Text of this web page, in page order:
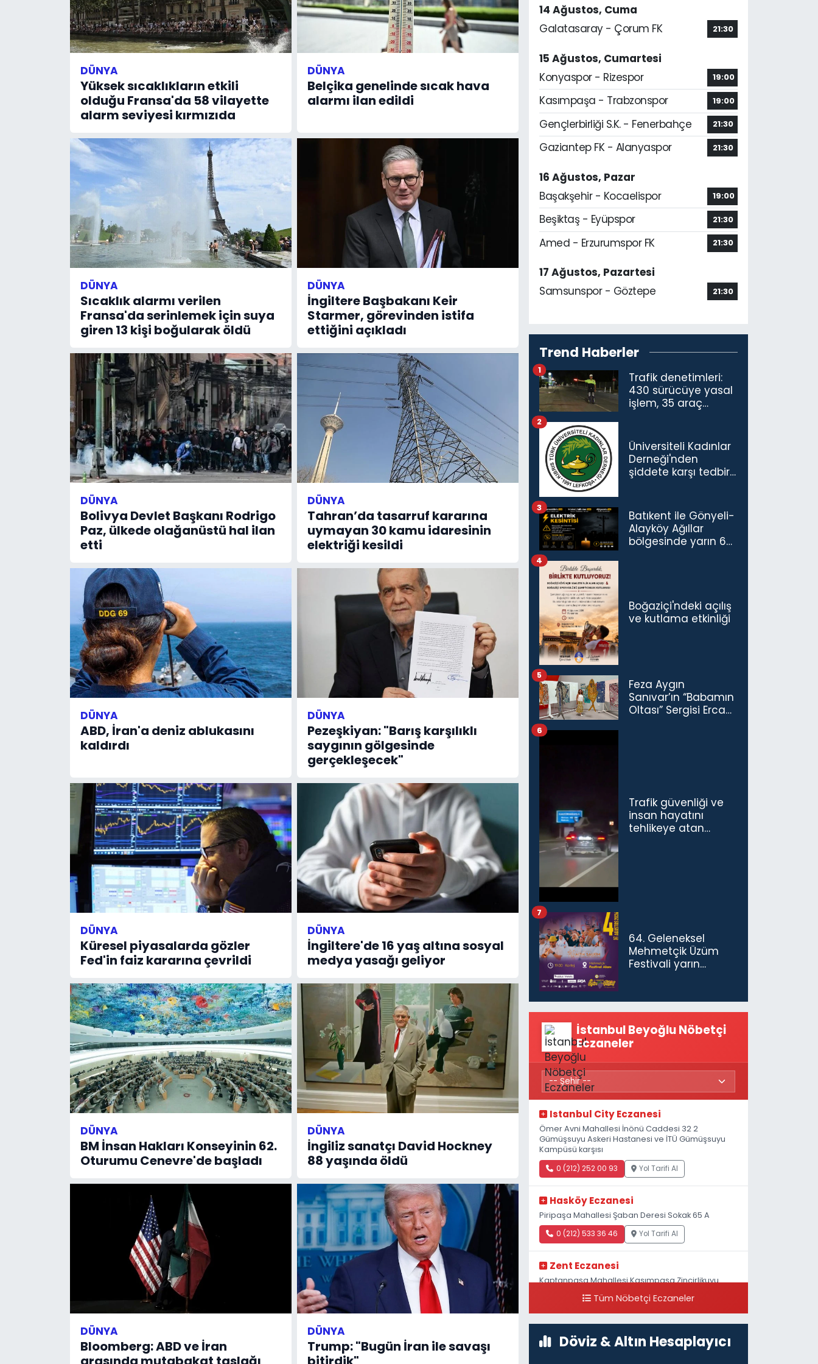
DÜNYA
Yüksek sıcaklıkların etkili
olduğu Fransa'da 58 vilayette
alarm seviyesi kırmızıda
DÜNYA
Belçika genelinde sıcak hava
alarmı ilan edildi
DÜNYA
Sıcaklık alarmı verilen
Fransa'da serinlemek için suya
giren 13 kişi boğularak öldü
DÜNYA
İngiltere Başbakanı Keir
Starmer, görevinden istifa
ettiğini açıkladı
DÜNYA
Bolivya Devlet Başkanı Rodrigo
Paz, ülkede olağanüstü hal ilan
etti
DÜNYA
Tahran’da tasarruf kararına
uymayan 30 kamu idaresinin
elektriği kesildi
DÜNYA
ABD, İran'a deniz ablukasını
kaldırdı
DÜNYA
Pezeşkiyan: "Barış karşılıklı
saygının gölgesinde
gerçekleşecek"
DÜNYA
Küresel piyasalarda gözler
Fed'in faiz kararına çevrildi
DÜNYA
İngiltere'de 16 yaş altına sosyal
medya yasağı geliyor
DÜNYA
BM İnsan Hakları Konseyinin 62.
Oturumu Cenevre'de başladı
DÜNYA
İngiliz sanatçı David Hockney
88 yaşında öldü
DÜNYA
Bloomberg: ABD ve İran
DÜNYA
Trump: "Bugün İran ile savaşı
14 Ağustos, Cuma
Galatasaray - Çorum FK
21:30
15 Ağustos, Cumartesi
Konyaspor - Rizespor
19:00
Kasımpaşa - Trabzonspor 19:00
Gençlerbirliği S.K. - Fenerbahçe 21:30
Gaziantep FK - Alanyaspor 21:30
16 Ağustos, Pazar
Başakşehir - Kocaelispor
19:00
Beşiktaş - Eyüpspor 21:30
Amed - Erzurumspor FK 21:30
17 Ağustos, Pazartesi
Samsunspor - Göztepe
21:30
Trend Haberler
Trafik denetimleri:
430 sürücüye yasal
işlem, 35 araç
1
Üniversiteli Kadınlar
Derneği'nden
şiddete karşı tedbir
2
Batıkent ile Gönyeli-
Alayköy Ağıllar
bölgesinde yarın 6
3
Boğaziçi'ndeki açılış
ve kutlama etkinliği
4
Feza Aygın
Sanıvar’ın “Babamın
Oltası” Sergisi Ercan
5
Trafik güvenliği ve
insan hayatını
tehlikeye atan
6
64. Geleneksel
Mehmetçik Üzüm
Festivali yarın
7
İstanbul Beyoğlu Nöbetçi
Eczaneler
Istanbul City Eczanesi
Ömer Avni Mahallesi İnönü Caddesi 32 2
Gümüşsuyu Askeri Hastanesi ve İTÜ Gümüşsuyu
Kampüsü karşısı
0 (212) 252 00 93 Yol Tarifi Al
Hasköy Eczanesi
Piripaşa Mahallesi Şaban Deresi Sokak 65 A
0 (212) 533 36 46 Yol Tarifi Al
Zent Eczanesi
Kaptanpaşa Mahallesi Kasımpaşa Zincirlikuyu
Tüm Nöbetçi Eczaneler
Döviz & Altın Hesaplayıcı
SAĞLIK
Teknoloji
Video Galeri
Yazarlar